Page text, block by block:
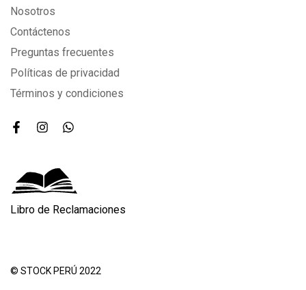
Nosotros
Contáctenos
Preguntas frecuentes
Políticas de privacidad
Términos y condiciones
Libro de Reclamaciones
© STOCK PERÚ 2022